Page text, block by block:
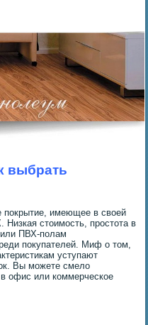
выбрать
покрытие, имеющее в своей
стоимость, простота в
ПВХ-полам
покупателей. Миф о том,
уступают
Вы можете смело
в офис или коммерческое